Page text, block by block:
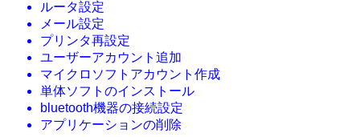
ルータ設定
メール設定
プリンタ再設定
ユーザーアカウント追加
マイクロソフトアカウント作成
単体ソフトのインストール
bluetooth機器の接続設定
アプリケーションの削除